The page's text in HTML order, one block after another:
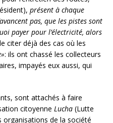
présent à chaque
pas, que les pistes sont
payer pour l’électricité, alors
citer déjà des cas où les
: ils ont chassé les collecteurs
impayés eux aussi, qui
sont attachés à faire
citoyenne Lucha (Lutte
organisations de la société